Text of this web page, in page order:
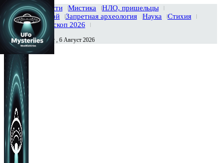
Главная Новости Мистика
НЛО, пришельцы
Тайны вселенной
Запретная археология Наука
Стихия
История
Гороскоп 2026
Сегодня Четверг , 6 Август 2026